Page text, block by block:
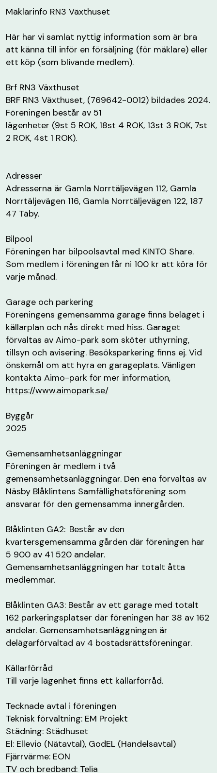
Mäklarinfo RN3 Växthuset
Här har vi samlat nyttig information som är bra
att känna till inför en försäljning (för mäklare) eller
ett köp (som blivande medlem).
Brf RN3 Växthuset
BRF RN3 Växthuset, (769642-0012) bildades 2024.
Föreningen består av 51
lägenheter (9st 5 ROK, 18st 4 ROK, 13st 3 ROK, 7st
2 ROK, 4st 1 ROK).
Adresser
Adresserna är Gamla Norrtäljevägen 112, Gamla
Norrtäljevägen 116, Gamla Norrtäljevägen 122, 187
47 Täby.
Bilpool
Föreningen har bilpoolsavtal med KINTO Share.
Som medlem i föreningen får ni 100 kr att köra för
varje månad.
Garage och parkering
Föreningens gemensamma garage finns beläget i
källarplan och nås direkt med hiss. Garaget
förvaltas av Aimo-park som sköter uthyrning,
tillsyn och avisering. Besöksparkering finns ej. Vid
önskemål om att hyra en garageplats. Vänligen
kontakta Aimo-park för mer information,
https://www.aimopark.se/
Byggår
2025
Gemensamhetsanläggningar
Föreningen är medlem i två
gemensamhetsanläggningar. Den ena förvaltas av
Näsby Blåklintens Samfällighetsförening som
ansvarar för den gemensamma innergården.
Blåklinten GA2: Består av den
kvartersgemensamma gården där föreningen har
5 900 av 41 520 andelar.
Gemensamhetsanläggningen har totalt åtta
medlemmar.
Blåklinten GA3: Består av ett garage med totalt
162 parkeringsplatser där föreningen har 38 av 162
andelar. Gemensamhetsanläggningen är
delägarförvaltad av 4 bostadsrättsföreningar.
Källarförråd
Till varje lägenhet finns ett källarförråd.
Tecknade avtal i föreningen
Teknisk förvaltning: EM Projekt
Städning: Städhuset
El: Ellevio (Nätavtal), GodEL (Handelsavtal)
Fjärrvärme: EON
TV och bredband: Telia